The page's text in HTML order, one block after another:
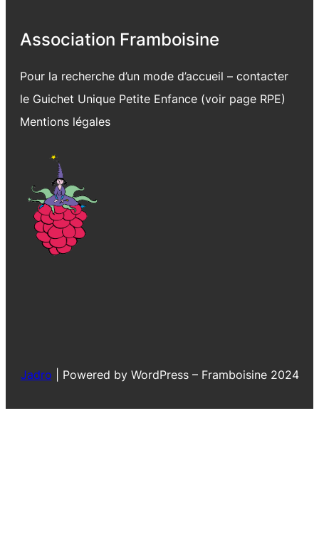
Association Framboisine
Pour la recherche d’un mode d’accueil – contacter
le Guichet Unique Petite Enfance (voir page RPE)
Mentions légales
Jadro Powered by WordPress – Framboisine 2024